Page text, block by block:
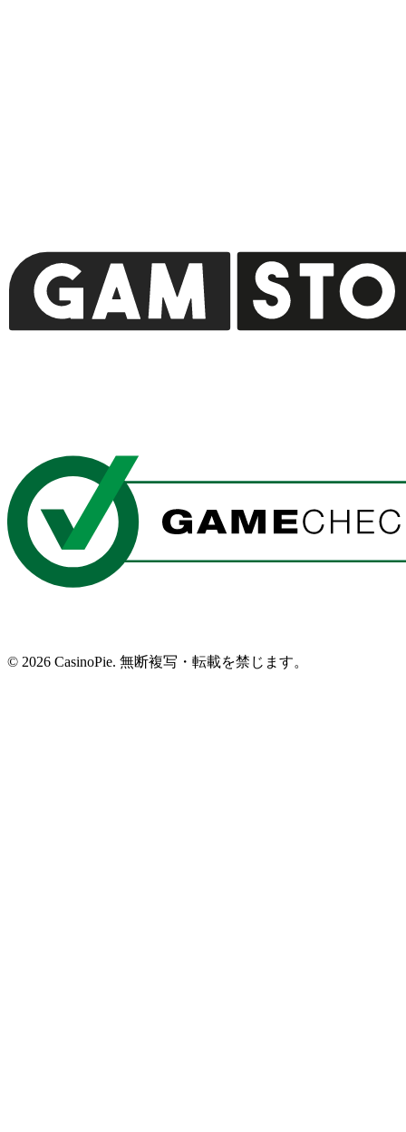
© 2026 CasinoPie. 無断複写・転載を禁じます。